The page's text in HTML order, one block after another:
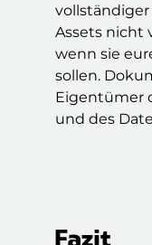
vollständiger
Assets nicht
wenn sie
sollen.
Eigentümer
und des